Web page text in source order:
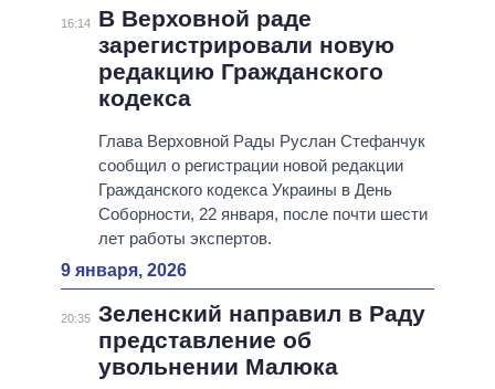
16:14
В Верховной раде
зарегистрировали новую
редакцию Гражданского
кодекса
Глава Верховной Рады Руслан Стефанчук
сообщил о регистрации новой редакции
Гражданского кодекса Украины в День
Соборности, 22 января, после почти шести
лет работы экспертов.
9 января, 2026
20:35 Зеленский направил в Раду
представление об
увольнении Малюка